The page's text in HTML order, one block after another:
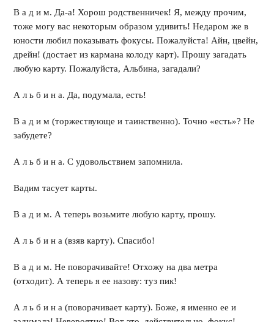
В а д и м. Да-а! Хорош родственничек! Я, между прочим,
тоже могу вас некоторым образом удивить! Недаром же в
юности любил показывать фокусы. Пожалуйста! Айн, цвейн,
дрейн! (достает из кармана колоду карт). Прошу загадать
любую карту. Пожалуйста, Альбина, загадали?
А л ь б и н а. Да, подумала, есть!
В а д и м (торжествующе и таинственно). Точно «есть»? Не
забудете?
А л ь б и н а. С удовольствием запомнила.
Вадим тасует карты.
В а д и м. А теперь возьмите любую карту, прошу.
А л ь б и н а (взяв карту). Спасибо!
В а д и м. Не поворачивайте! Отхожу на два метра
(отходит). А теперь я ее назову: туз пик!
А л ь б и н а (поворачивает карту). Боже, я именно ее и